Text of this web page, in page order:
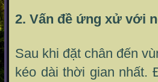
2. Vấn đề ứng xử với
Sau khi đặt chân đến
kéo dài thời gian nhất.